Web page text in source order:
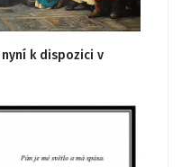
nyní k dispozici v